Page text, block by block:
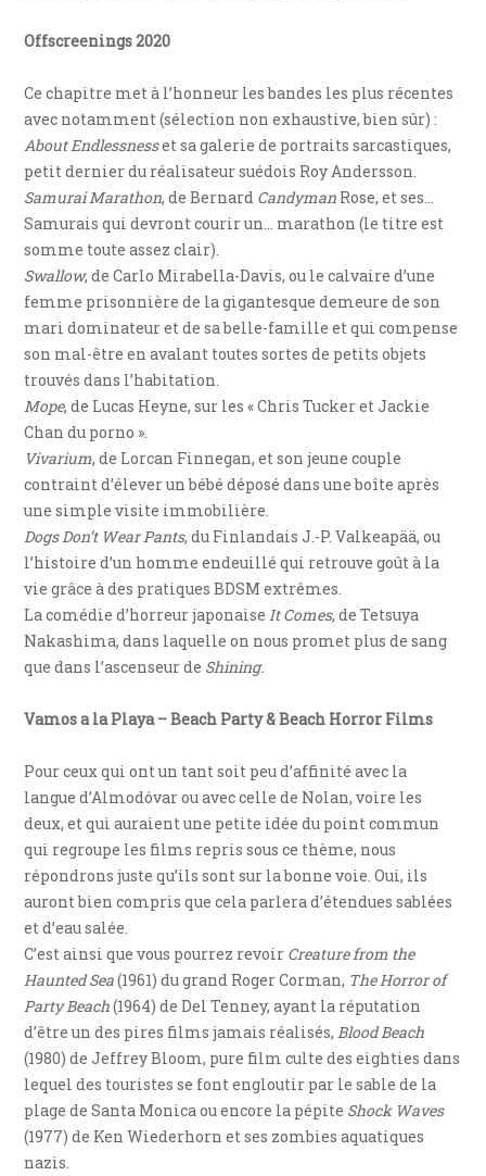
Offscreenings 2020
Ce chapitre met à l’honneur les bandes les plus récentes
avec notamment (sélection non exhaustive, bien sûr) :
About Endlessnesset sa galerie de portraits sarcastiques,
petit dernier du réalisateur suédois Roy Andersson.
Samurai Marathon, de Bernard Candyman Rose, et ses…
Samurais qui devront courir un… marathon (le titre est
somme toute assez clair).
Swallow, de Carlo Mirabella-Davis, ou le calvaire d’une
femme prisonnière de la gigantesque demeure de son
mari dominateur et de sa belle-famille et qui compense
son mal-être en avalant toutes sortes de petits objets
trouvés dans l’habitation.
Mope, de Lucas Heyne, sur les « Chris Tucker et Jackie
Chan du porno ».
Vivarium, de Lorcan Finnegan, et son jeune couple
contraint d’élever un bébé déposé dans une boîte après
une simple visite immobilière.
Dogs Don’t Wear Pants, du Finlandais J.-P. Valkeapää, ou
l’histoire d’un homme endeuillé qui retrouve goût à la
vie grâce à des pratiques BDSM extrêmes.
La comédie d’horreur japonaise It Comes, de Tetsuya
Nakashima, dans laquelle on nous promet plus de sang
que dans l’ascenseur de Shining.
Vamos a la Playa – Beach Party & Beach Horror Films
Pour ceux qui ont un tant soit peu d’affinité avec la
langue d’Almodóvar ou avec celle de Nolan, voire les
deux, et qui auraient une petite idée du point commun
qui regroupe les films repris sous ce thème, nous
répondrons juste qu’ils sont sur la bonne voie. Oui, ils
auront bien compris que cela parlera d’étendues sablées
et d’eau salée.
C’est ainsi que vous pourrez revoir Creature from the
Haunted Sea(1961) du grand Roger Corman, The Horror of
Party Beach(1964) de Del Tenney, ayant la réputation
d’être un des pires films jamais réalisés, Blood Beach
(1980) de Jeffrey Bloom, pure film culte des eighties dans
lequel des touristes se font engloutir par le sable de la
plage de Santa Monica ou encore la pépite Shock Waves
(1977) de Ken Wiederhorn et ses zombies aquatiques
nazis.